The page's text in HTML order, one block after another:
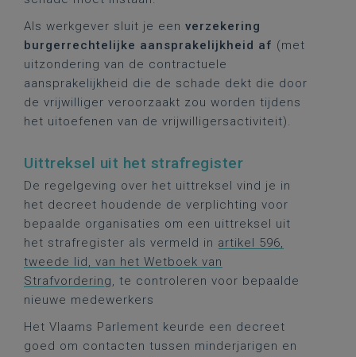
Als werkgever sluit je een verzekering
burgerrechtelijke aansprakelijkheid af (met
uitzondering van de contractuele
aansprakelijkheid die de schade dekt die door
de vrijwilliger veroorzaakt zou worden tijdens
het uitoefenen van de vrijwilligersactiviteit).
Uittreksel uit het strafregister
De regelgeving over het uittreksel vind je in
het decreet houdende de verplichting voor
bepaalde organisaties om een uittreksel uit
het strafregister als vermeld in artikel 596,
tweede lid, van het Wetboek van
Strafvordering, te controleren voor bepaalde
nieuwe medewerkers
Het Vlaams Parlement keurde een decreet
goed om contacten tussen minderjarigen en